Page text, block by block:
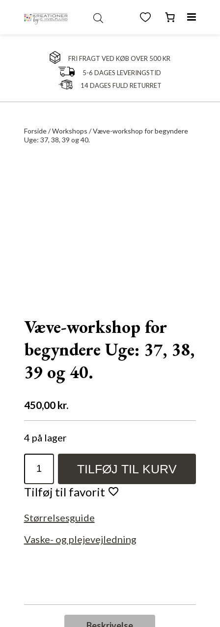
FRI FRAGT VED KØB OVER 500 KR
5-6 DAGES LEVERINGSTID
14 DAGES FULD RETURRET
Forside/Workshops / Væve-workshop for begyndere
Uge: 37, 38, 39 og 40.
Væve-workshop for
begyndere Uge: 37, 38,
39 og 40.
450,00 kr.
4 på lager
Væve-
workshop
for
begyndere
37,
38,
TILFØJ TIL KURV
Tilføj til favorit
Størrelsesguide
Vaske- og plejevejledning